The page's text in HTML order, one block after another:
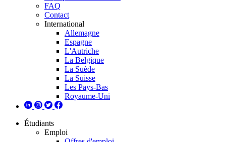
FAQ
Contact
International
Allemagne
Espagne
L'Autriche
La Belgique
La Suède
La Suisse
Les Pays-Bas
Royaume-Uni
Étudiants
Emploi